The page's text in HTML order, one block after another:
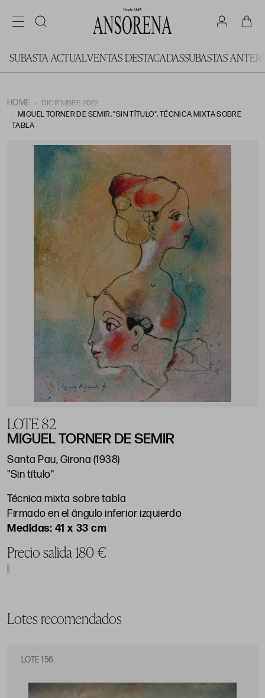
SUBASTA ACTUALVENTAS DESTACADASSUBASTAS
HOME
DICIEMBRE 2022
MIGUEL TORNER DE SEMIR, "SIN TÍTULO", TÉCNICA MIXTA SOBRE
TABLA
LOTE 82
MIGUEL TORNER DE SEMIR
Santa Pau, Girona (1938)
"Sin título"
Técnica mixta sobre tabla
Firmado en el ángulo inferior izquierdo
41 x 33 cm
Precio salida 180 €
Lotes recomendados
LOTE 156